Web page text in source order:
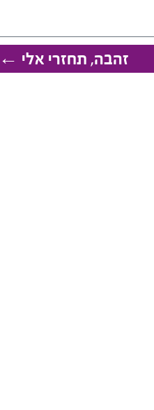
זהבה, תחזרי אלי ←